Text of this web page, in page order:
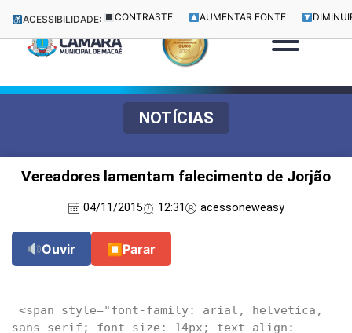
ACESSIBILIDADE: CONTRASTE AUMENTAR FONTE
NOTÍCIAS
Vereadores lamentam falecimento de Jorjão
04/11/2015 12:31 acessoneweasy
Ouvir ⏹ Parar
sans-serif; font-size: 14px; text-align: